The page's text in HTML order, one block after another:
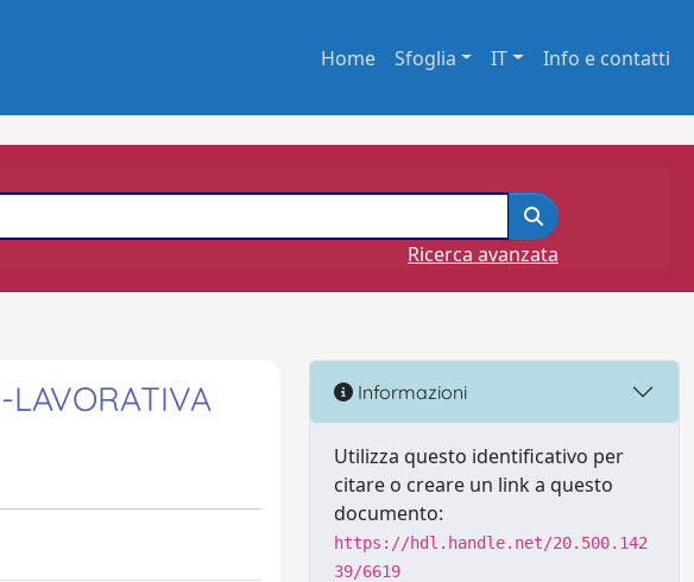
Home Sfoglia IT Info e contatti
Ricerca avanzata
LAVORATIVA Informazioni
Utilizza questo identificativo per
citare o creare un link a questo
documento:
https://hdl.handle.net/20.500.142
39/6619